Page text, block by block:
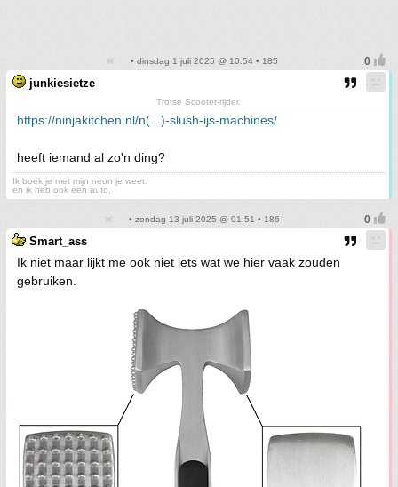
• dinsdag 1 juli 2025 @ 10:54 • 185
junkiesietze
Trotse Scooter-rijder.
https://ninjakitchen.nl/n(...)-slush-ijs-machines/
heeft iemand al zo'n ding?
Ik boek je met mijn neon je weet.
en ik heb ook een auto.
• zondag 13 juli 2025 @ 01:51 • 186
Smart_ass
Ik niet maar lijkt me ook niet iets wat we hier vaak zouden
gebruiken.